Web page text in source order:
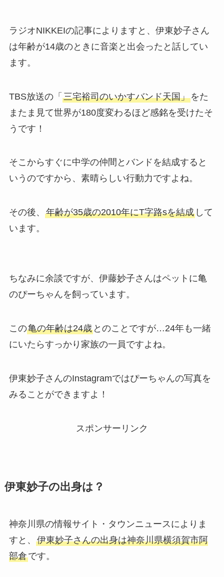
ラジオNIKKEIの記事によりますと、伊東妙子さん
は年齢が14歳のときに音楽と出会ったと話してい
ます。
TBS放送の「 三宅裕司のいかすバンド天国」をた
またま見て世界が180度変わるほど感銘を受けたそ
うです！
そこからすぐに中学の仲間とバンドを結成すると
いうのですから、素晴らしい行動力ですよね。
その後、 年齢が35歳の2010年にT字路sを結成して
います。
ちなみに余談ですが、伊藤妙子さんはペットに亀
のぴーちゃんを飼っています。
この亀の年齢は24歳とのことですが…24年も一緒
にいたらすっかり家族の一員ですよね。
伊東妙子さんのInstagramではぴーちゃんの写真を
みることができますよ！
スポンサーリンク
伊東妙子の出身は？
神奈川県の情報サイト・タウンニュースによりま
すと、 伊東妙子さんの出身は神奈川県横須賀市阿
部倉です。